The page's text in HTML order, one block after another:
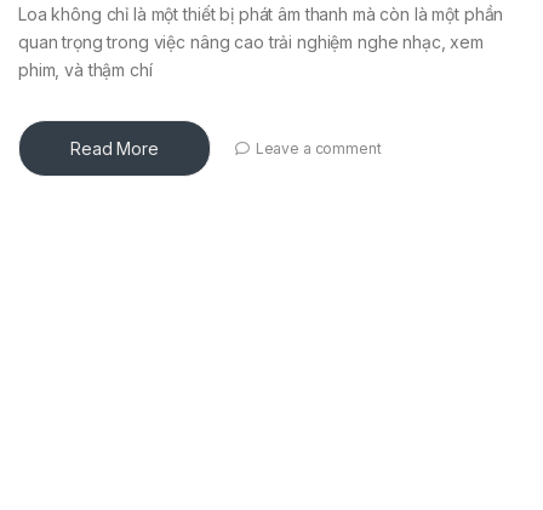
Loa không chỉ là một thiết bị phát âm thanh mà còn là một phần
quan trọng trong việc nâng cao trải nghiệm nghe nhạc, xem
phim, và thậm chí
Read More Leave a comment